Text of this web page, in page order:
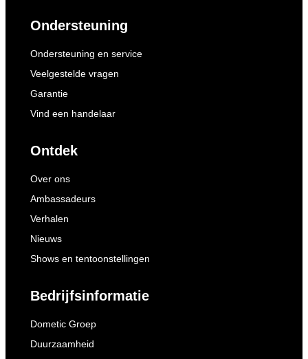
Ondersteuning
Ondersteuning en service
Veelgestelde vragen
Garantie
Vind een handelaar
Ontdek
Over ons
Ambassadeurs
Verhalen
Nieuws
Shows en tentoonstellingen
Bedrijfsinformatie
Dometic Groep
Duurzaamheid